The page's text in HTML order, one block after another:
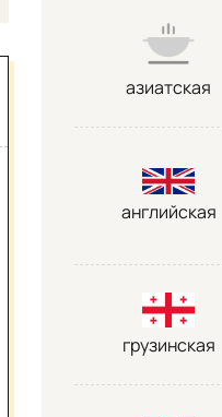
азиатская
английская
грузинская